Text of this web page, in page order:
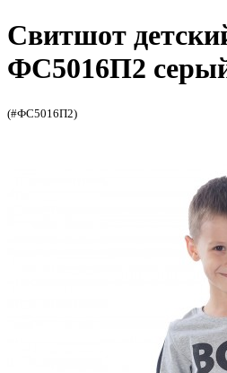
Свитшот
ФС5016П2
(#ФС5016П2)